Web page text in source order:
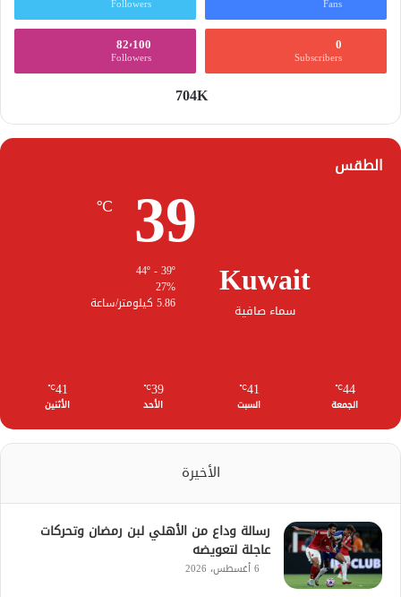
0
Subscribers
82٬100
Followers
704K
الطقس
Kuwait
سماء صافية
39
℃
27%
5.86 كيلومتر/ساعة
44
℃
الجمعة
41
℃
السبت
39
℃
الأحد
41
℃
الأثنين
الأخيرة
رسالة وداع من الأهلي لبن رمضان وتحركات
عاجلة لتعويضه
6 أغسطس، 2026